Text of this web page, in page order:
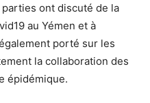
ont discuté de la
au Yémen et à
porté sur les
la collaboration des
épidémique.